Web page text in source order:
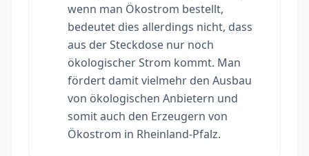
wenn man Ökostrom bestellt,
bedeutet dies allerdings nicht, dass
aus der Steckdose nur noch
ökologischer Strom kommt. Man
fördert damit vielmehr den Ausbau
von ökologischen Anbietern und
somit auch den Erzeugern von
Ökostrom in Rheinland-Pfalz.